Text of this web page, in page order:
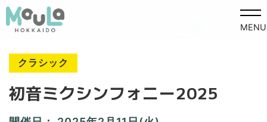
MENU
クラシック
初音ミクシンフォニー2025